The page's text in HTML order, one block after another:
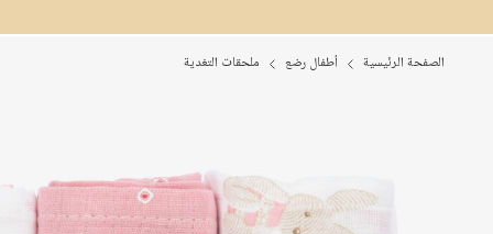
الصفحة الرئيسية أطفال رضع ملحقات التغدية